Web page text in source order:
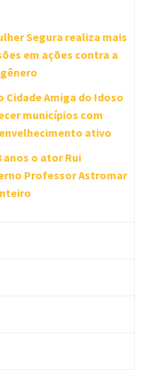
Segura realiza mais
em ações contra a
Cidade Amiga do Idoso
municípios com
ativo
anos o ator Rui
Professor Astromar